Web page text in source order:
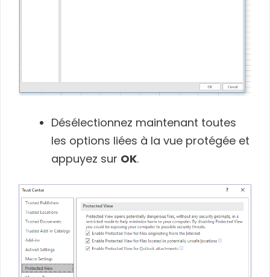
Désélectionnez maintenant toutes
les options liées à la vue protégée et
appuyez sur OK.